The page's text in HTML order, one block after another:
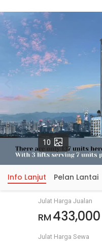
10
Info Lanjut Pelan Lantai
Julat Harga Jualan
RM 433,000
Julat Harga Sewa